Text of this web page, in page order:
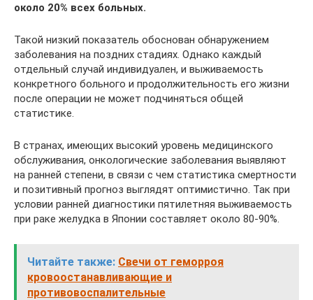
около 20% всех больных.
Такой низкий показатель обоснован обнаружением
заболевания на поздних стадиях. Однако каждый
отдельный случай индивидуален, и выживаемость
конкретного больного и продолжительность его жизни
после операции не может подчиняться общей
статистике.
В странах, имеющих высокий уровень медицинского
обслуживания, онкологические заболевания выявляют
на ранней степени, в связи с чем статистика смертности
и позитивный прогноз выглядят оптимистично. Так при
условии ранней диагностики пятилетняя выживаемость
при раке желудка в Японии составляет около 80-90%.
Читайте также: Свечи от геморроя
кровоостанавливающие и
противовоспалительные